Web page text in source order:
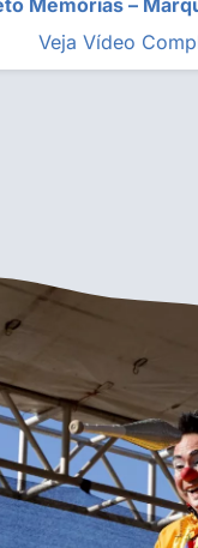
Memórias –
Veja Vídeo